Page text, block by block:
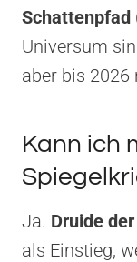
Schattenpfad
Universum
aber bis 2026
Kann ich
Ja. Druide
als Einstieg,